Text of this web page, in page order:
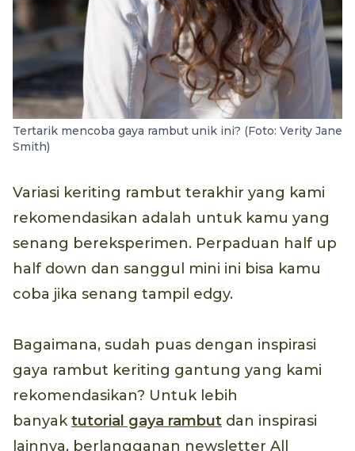
Tertarik mencoba gaya rambut unik ini? (Foto: Verity Jane
Smith)
Variasi keriting rambut terakhir yang kami
rekomendasikan adalah untuk kamu yang
senang bereksperimen. Perpaduan half up
half down dan sanggul mini ini bisa kamu
coba jika senang tampil edgy.
Bagaimana, sudah puas dengan inspirasi
gaya rambut keriting gantung yang kami
rekomendasikan? Untuk lebih
banyaktutorial gaya rambut dan inspirasi
lainnya, berlangganan newsletter All